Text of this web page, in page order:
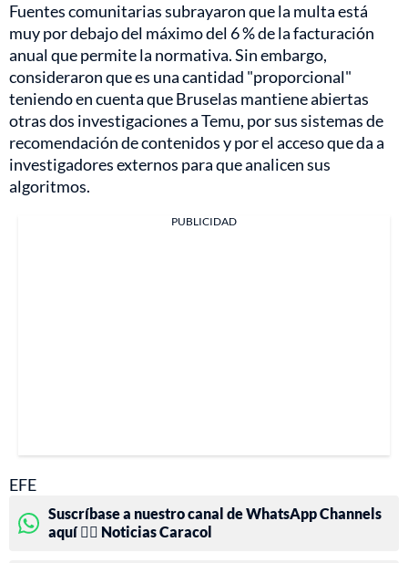
Fuentes comunitarias subrayaron que la multa está
muy por debajo del máximo del 6 % de la facturación
anual que permite la normativa. Sin embargo,
consideraron que es una cantidad "proporcional"
teniendo en cuenta que Bruselas mantiene abiertas
otras dos investigaciones a Temu, por sus sistemas de
recomendación de contenidos y por el acceso que da a
investigadores externos para que analicen sus
algoritmos.
PUBLICIDAD
EFE
Suscríbase a nuestro canal de WhatsApp Channels
aquí 👉🏻 Noticias Caracol